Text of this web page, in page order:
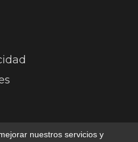
nuestros servicios y